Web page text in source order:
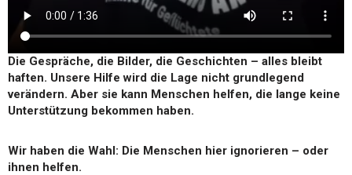
Die Gespräche, die Bilder, die Geschichten – alles bleibt
haften. Unsere Hilfe wird die Lage nicht grundlegend
verändern. Aber sie kann Menschen helfen, die lange keine
Unterstützung bekommen haben.
Wir haben die Wahl: Die Menschen hier ignorieren – oder
ihnen helfen.